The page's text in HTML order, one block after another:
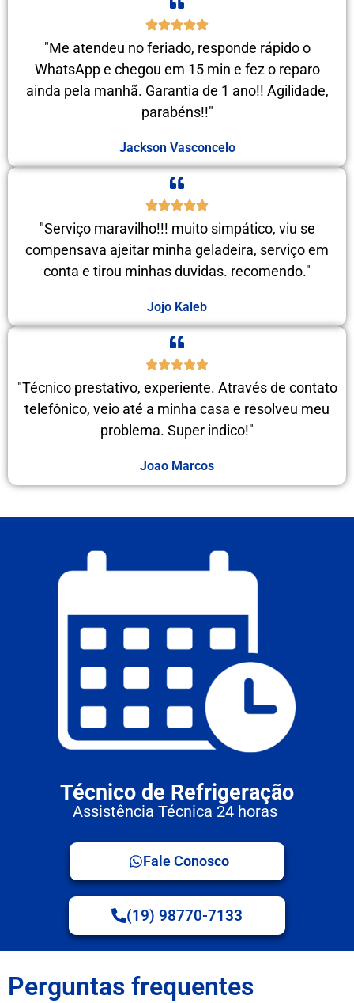
"Me atendeu no feriado, responde rápido o
WhatsApp e chegou em 15 min e fez o reparo
ainda pela manhã. Garantia de 1 ano!! Agilidade,
parabéns!!"
Jackson Vasconcelo
"Serviço maravilho!!! muito simpático, viu se
compensava ajeitar minha geladeira, serviço em
conta e tirou minhas duvidas. recomendo."
Jojo Kaleb
"Técnico prestativo, experiente. Através de contato
telefônico, veio até a minha casa e resolveu meu
problema. Super indico!"
Joao Marcos
Técnico de Refrigeração
Assistência Técnica 24 horas
Fale Conosco
(19) 98770-7133
Perguntas frequentes